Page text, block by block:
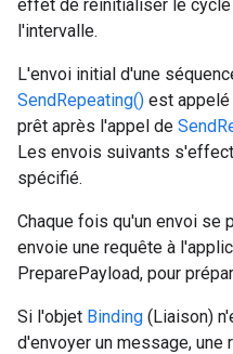
effet de réinitialiser le
l'intervalle.
L'envoi initial d'une
SendRepeating() est appelé
prêt après l'appel de
Les envois suivants
spécifié.
Chaque fois qu'un envoi se
envoie une requête à
PreparePayload, pour
Si l'objet Binding (Liaison)
d'envoyer un message, une